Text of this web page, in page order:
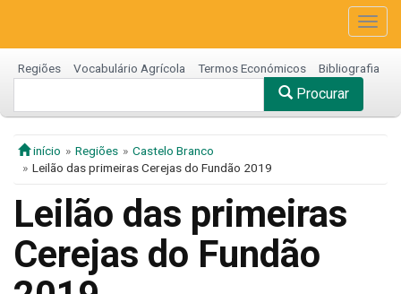
Regiões Vocabulário Agrícola Termos Económicos Bibliografia
Procurar
início Regiões
Castelo Branco
Leilão das primeiras Cerejas do Fundão 2019
Leilão das primeiras
Cerejas do Fundão